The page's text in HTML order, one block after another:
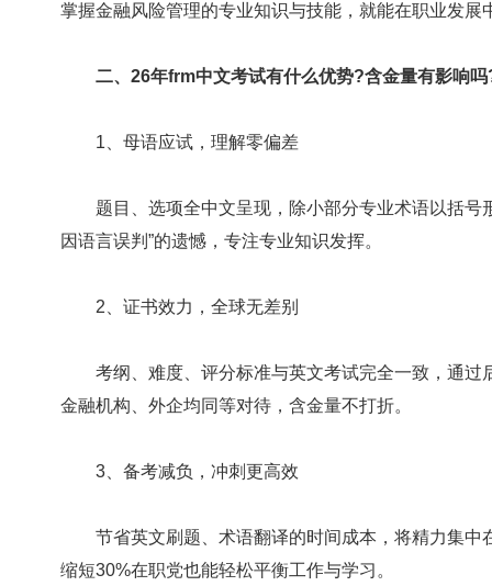
掌握金融风险管理的专业知识与技能，就能在职业发
二、26年frm中文考试有什么优势?含金量有影响吗
1、母语应试，理解零偏差
题目、选项全中文呈现，除小部分专业术语以括号
因语言误判”的遗憾，专注专业知识发挥。
2、证书效力，全球无差别
考纲、难度、评分标准与英文考试完全一致，通过
金融机构、外企均同等对待，含金量不打折。
3、备考减负，冲刺更高效
节省英文刷题、术语翻译的时间成本，将精力集中
缩短30%在职党也能轻松平衡工作与学习。